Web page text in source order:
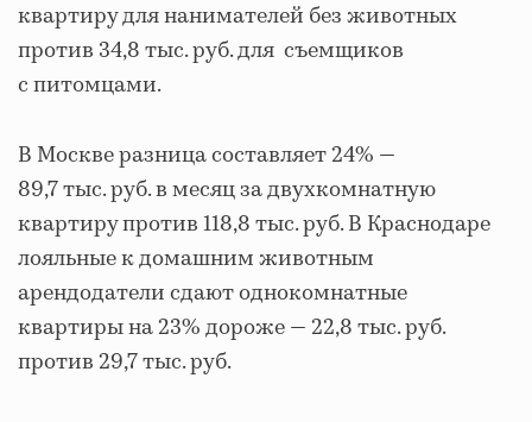
квартиру для нанимателей без животных
против 34,8 тыс. руб. для съемщиков
с питомцами.
В Москве разница составляет 24% —
89,7 тыс. руб. в месяц за двухкомнатную
квартиру против 118,8 тыс. руб. В Краснодаре
лояльные к домашним животным
арендодатели сдают однокомнатные
квартиры на 23% дороже — 22,8 тыс. руб.
против 29,7 тыс. руб.